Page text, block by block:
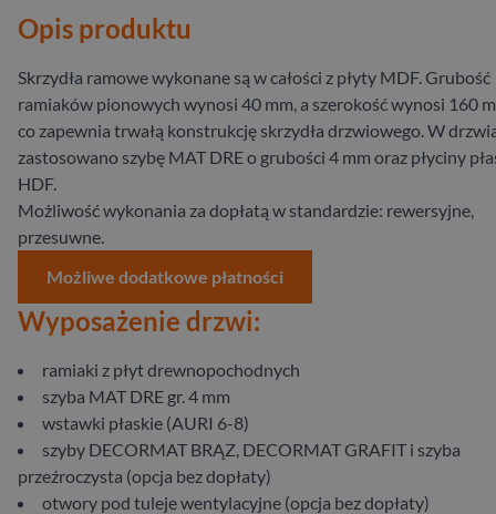
Opis produktu
Skrzydła ramowe wykonane są w całości z płyty MDF. Grubość
ramiaków pionowych wynosi 40 mm, a szerokość wynosi 160
co zapewnia trwałą konstrukcję skrzydła drzwiowego. W
zastosowano szybę MAT DRE o grubości 4 mm oraz płyciny
HDF.
Możliwość wykonania za dopłatą w standardzie: rewersyjne,
przesuwne.
Możliwe dodatkowe płatności
Wyposażenie drzwi:
ramiaki z płyt drewnopochodnych
szyba MAT DRE gr. 4 mm
wstawki płaskie (AURI 6-8)
szyby DECORMAT BRĄZ, DECORMAT GRAFIT i szyba
przeźroczysta (opcja bez dopłaty)
otwory pod tuleje wentylacyjne (opcja bez dopłaty)